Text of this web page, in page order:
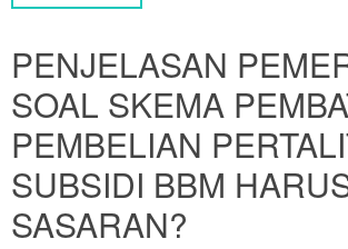
PENJELASAN
SOAL SKEMA
PEMBELIAN
SUBSIDI BBM
SASARAN?